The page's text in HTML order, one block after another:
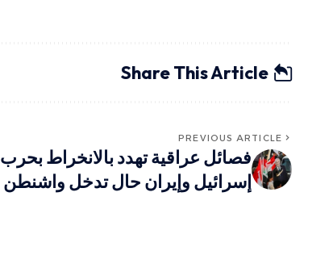
Share This Article
PREVIOUS ARTICLE
فصائل عراقية تهدد بالانخراط بحرب
إسرائيل وإيران حال تدخل واشنطن